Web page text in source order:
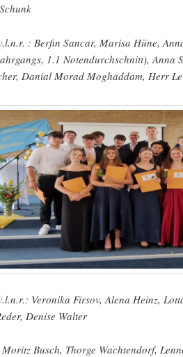
: Berfin Sancar, Marisa Hüne,
1.1 Notendurchschnitt), Anna
Danial Morad Moghaddam, Herr
Veronika Firsov, Alena Heinz,
Denise Walter
Busch, Thorge Wachtendorf,